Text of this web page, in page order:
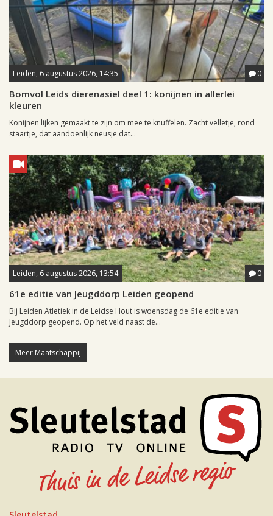
Leiden, 6 augustus 2026, 14:35 0
Bomvol Leids dierenasiel deel 1: konijnen in allerlei
kleuren
Konijnen lijken gemaakt te zijn om mee te knuffelen. Zacht velletje, rond
staartje, dat aandoenlijk neusje dat...
Leiden, 6 augustus 2026, 13:54 0
61e editie van Jeugddorp Leiden geopend
Bij Leiden Atletiek in de Leidse Hout is woensdag de 61e editie van
Jeugddorp geopend. Op het veld naast de...
Meer Maatschappij